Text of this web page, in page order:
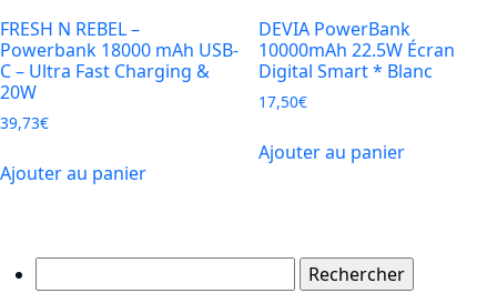
FRESH N REBEL –
Powerbank 18000 mAh USB-
C – Ultra Fast Charging &
20W
39,73€
Ajouter au panier
DEVIA PowerBank
10000mAh 22.5W Écran
Digital Smart * Blanc
17,50€
Ajouter au panier